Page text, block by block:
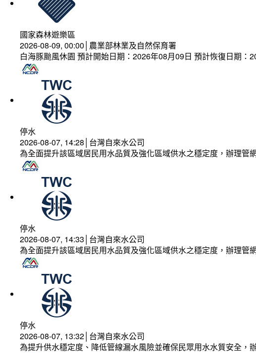
國家森林遊樂區
2026-08-09, 00:00│農業部林業及自然保育署
白海豚颱風休園 預計開始日期：2026年08月09日 預計恢復日期：
停水
2026-08-07, 14:28│台灣自來水公司
為全面提升該區域居民用水品質及強化區域供水之穩定度，辦理管
停水
2026-08-07, 14:33│台灣自來水公司
為全面提升該區域居民用水品質及強化區域供水之穩定度，辦理管
停水
2026-08-07, 13:32│台灣自來水公司
為提升供水穩定度、降低管線漏水風險並確保民眾用水水質安全